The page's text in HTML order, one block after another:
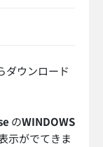
ダウンロード
のWINDOWS
示がでてきま